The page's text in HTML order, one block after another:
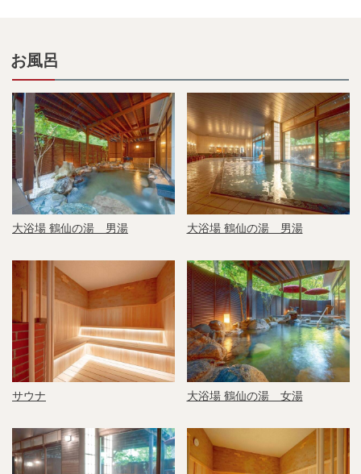
お風呂
大浴場 鶴仙の湯 男湯 大浴場 鶴仙の湯 男湯
サウナ 大浴場 鶴仙の湯 女湯